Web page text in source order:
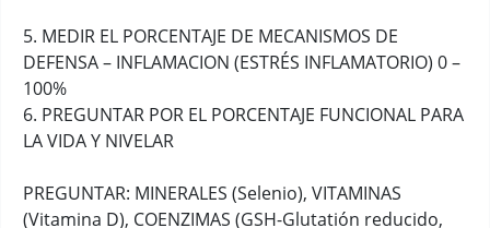
5. MEDIR EL PORCENTAJE DE MECANISMOS DE
DEFENSA – INFLAMACION (ESTRÉS INFLAMATORIO) 0 –
100%
6. PREGUNTAR POR EL PORCENTAJE FUNCIONAL PARA
LA VIDA Y NIVELAR
PREGUNTAR: MINERALES (Selenio), VITAMINAS
(Vitamina D), COENZIMAS (GSH-Glutatión reducido,